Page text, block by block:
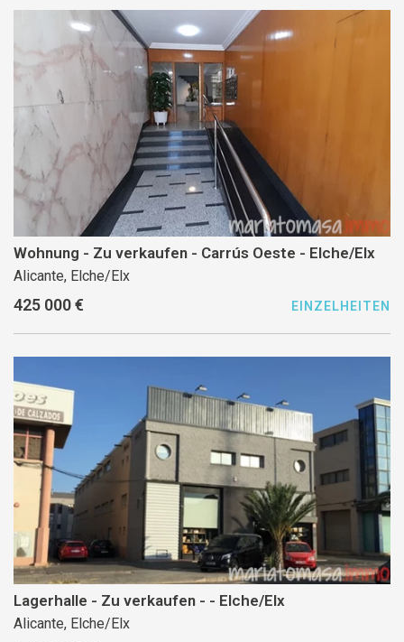
Wohnung - Zu verkaufen - Carrús Oeste - Elche/Elx
Alicante, Elche/Elx
425 000 € EINZELHEITEN
Lagerhalle - Zu verkaufen - - Elche/Elx
Alicante, Elche/Elx